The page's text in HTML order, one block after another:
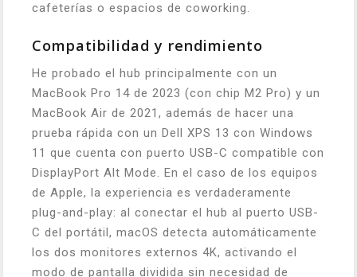
cafeterías o espacios de coworking.
Compatibilidad y rendimiento
He probado el hub principalmente con un
MacBook Pro 14 de 2023 (con chip M2 Pro) y un
MacBook Air de 2021, además de hacer una
prueba rápida con un Dell XPS 13 con Windows
11 que cuenta con puerto USB-C compatible con
DisplayPort Alt Mode. En el caso de los equipos
de Apple, la experiencia es verdaderamente
plug-and-play: al conectar el hub al puerto USB-
C del portátil, macOS detecta automáticamente
los dos monitores externos 4K, activando el
modo de pantalla dividida sin necesidad de